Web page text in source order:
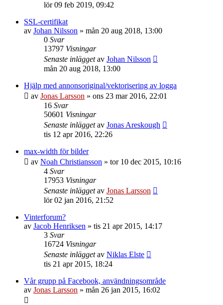
lör 09 feb 2019, 09:42
SSL-certifikat
av Johan Nilsson » mån 20 aug 2018, 13:00
0 Svar
13797 Visningar
Senaste inläggetav Johan Nilsson
mån 20 aug 2018, 13:00
Hjälp med annonsoriginal/vektorisering av logga
av Jonas Larsson » ons 23 mar 2016, 22:01
16 Svar
50601 Visningar
Senaste inläggetav Jonas Areskough
tis 12 apr 2016, 22:26
max-width för bilder
av Noah Christiansson » tor 10 dec 2015, 10:16
4 Svar
17953 Visningar
Senaste inläggetav Jonas Larsson
lör 02 jan 2016, 21:52
Vinterforum?
av Jacob Henriksen » tis 21 apr 2015, 14:17
3 Svar
16724 Visningar
Senaste inläggetav Niklas Elste
tis 21 apr 2015, 18:24
Vår grupp på Facebook, användningsområde
av Jonas Larsson » mån 26 jan 2015, 16:02